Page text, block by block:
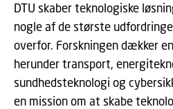
DTU skaber teknologiske
nogle af de største
overfor. Forskningen dækker
herunder transport,
sundhedsteknologi og
en mission om at skabe